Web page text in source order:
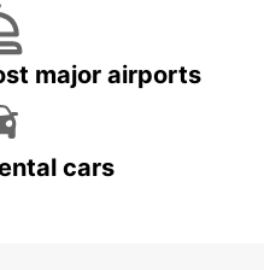
major airports
cars